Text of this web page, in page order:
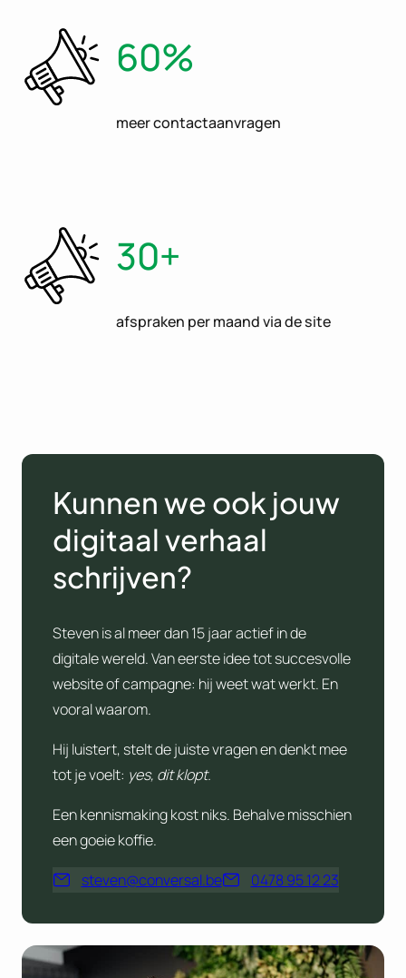
60%
meer contactaanvragen
30+
afspraken per maand via de site
Kunnen we ook jouw
digitaal verhaal
schrijven?
Steven is al meer dan 15 jaar actief in de
digitale wereld. Van eerste idee tot succesvolle
website of campagne: hij weet wat werkt. En
vooral waarom.
Hij luistert, stelt de juiste vragen en denkt mee
tot je voelt: yes, dit klopt.
Een kennismaking kost niks. Behalve misschien
een goeie koffie.
steven@conversal.be 0478 95 12 23